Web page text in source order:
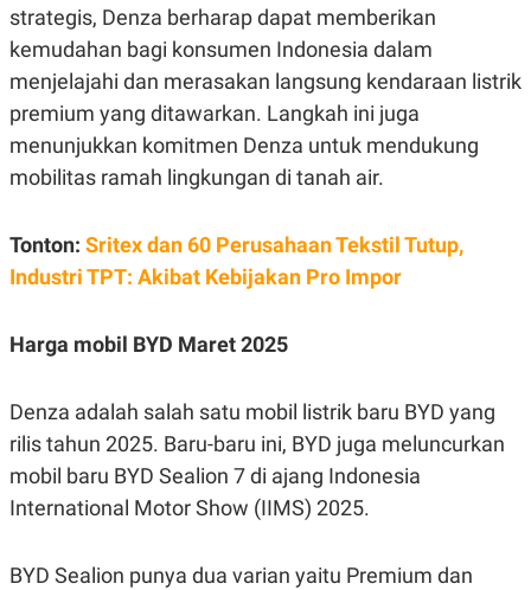
SITEMAPPROFILETERM
USE
PEDOMAN
PEMBERITAAN
SIBER
PRIVACY
strategis, Denza berharap dapat memberikan
kemudahan bagi konsumen Indonesia dalam
menjelajahi dan merasakan langsung kendaraan listrik
premium yang ditawarkan. Langkah ini juga
menunjukkan komitmen Denza untuk mendukung
mobilitas ramah lingkungan di tanah air.
Tonton: Sritex dan 60 Perusahaan Tekstil Tutup,
Industri TPT: Akibat Kebijakan Pro Impor
Harga mobil BYD Maret 2025
Denza adalah salah satu mobil listrik baru BYD yang
rilis tahun 2025. Baru-baru ini, BYD juga meluncurkan
mobil baru BYD Sealion 7 di ajang Indonesia
International Motor Show (IIMS) 2025.
BYD Sealion punya dua varian yaitu Premium dan